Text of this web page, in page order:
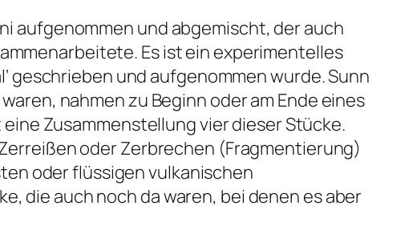
aufgenommen und abgemischt, der auch
Es ist ein experimentelles
geschrieben und aufgenommen wurde. Sunn
nahmen zu Beginn oder am Ende eines
eine Zusammenstellung vier dieser Stücke.
oder Zerbrechen (Fragmentierung)
oder flüssigen vulkanischen
die auch noch da waren, bei denen es aber